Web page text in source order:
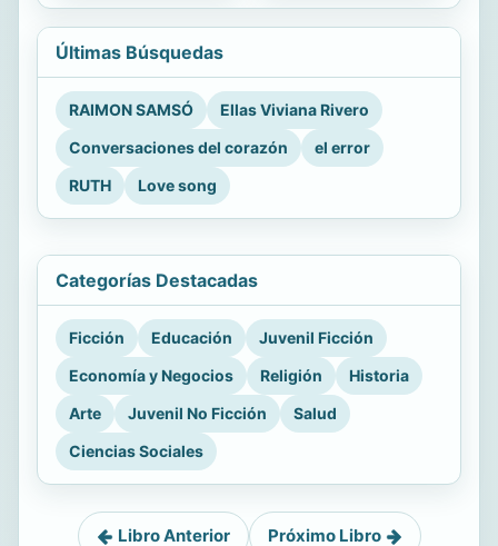
Últimas Búsquedas
RAIMON SAMSÓ
Ellas Viviana Rivero
Conversaciones del corazón
el error
RUTH
Love song
Categorías Destacadas
Ficción Educación
Juvenil Ficción
Economía y Negocios
Religión
Historia
Arte
Juvenil No Ficción
Salud
Ciencias Sociales
Libro Anterior Próximo Libro